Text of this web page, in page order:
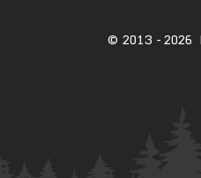
© 2013 - 2026